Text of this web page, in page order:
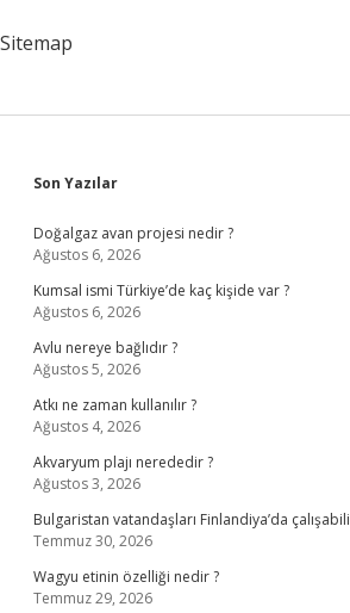
Sitemap
Sidebar
Son Yazılar
Doğalgaz avan projesi nedir ?
Ağustos 6, 2026
Kumsal ismi Türkiye’de kaç kişide var ?
Ağustos 6, 2026
Avlu nereye bağlıdır ?
Ağustos 5, 2026
Atkı ne zaman kullanılır ?
Ağustos 4, 2026
Akvaryum plajı nerededir ?
Ağustos 3, 2026
Bulgaristan vatandaşları Finlandiya’da
Temmuz 30, 2026
Wagyu etinin özelliği nedir ?
Temmuz 29, 2026